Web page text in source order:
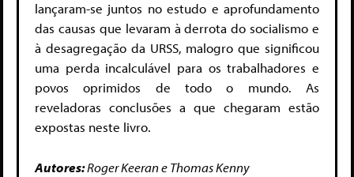
lançaram-se juntos no estudo e aprofundamento
das causas que levaram à derrota do socialismo e
à desagregação da URSS, malogro que significou
uma perda incalculável para os trabalhadores e
povos oprimidos de todo o mundo. As
reveladoras conclusões a que chegaram estão
expostas neste livro.
Autores:Roger Keeran e Thomas Kenny